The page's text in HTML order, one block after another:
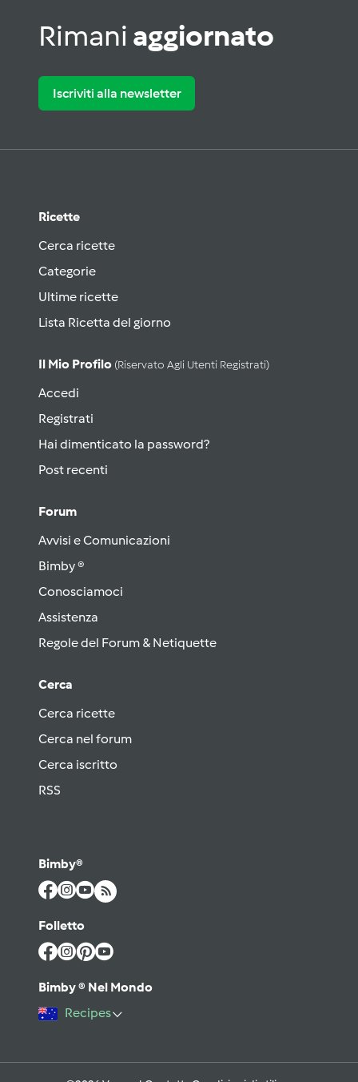
Rimani aggiornato
Iscriviti alla newsletter
Ricette
Cerca ricette
Categorie
Ultime ricette
Lista Ricetta del giorno
Il Mio Profilo (riservato Agli Utenti Registrati)
Accedi
Registrati
Hai dimenticato la password?
Post recenti
Forum
Avvisi e Comunicazioni
Bimby ®
Conosciamoci
Assistenza
Regole del Forum & Netiquette
Cerca
Cerca ricette
Cerca nel forum
Cerca iscritto
RSS
Bimby®
Folletto
Bimby ® Nel Mondo
Recipes